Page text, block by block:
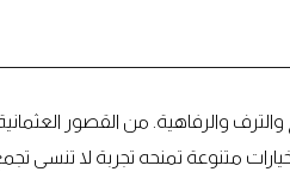
والترف والرفاهية. من القصور
متنوعة تمنحه تجربة لا تنسى